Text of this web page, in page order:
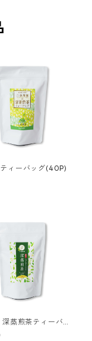
ィーバッグ(40P)
蒸煎茶ティーバッ